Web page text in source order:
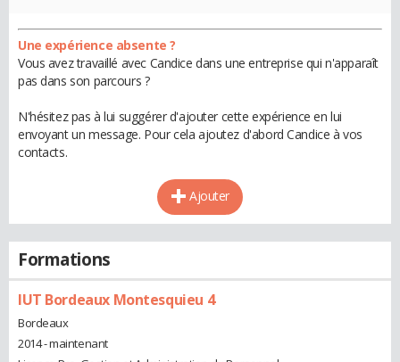
Une expérience absente ?
Vous avez travaillé avec Candice dans une entreprise qui n'apparaît
pas dans son parcours ?
N'hésitez pas à lui suggérer d'ajouter cette expérience en lui
envoyant un message. Pour cela ajoutez d'abord Candice à vos
contacts.
Ajouter
Formations
IUT Bordeaux Montesquieu 4
Bordeaux
2014 - maintenant